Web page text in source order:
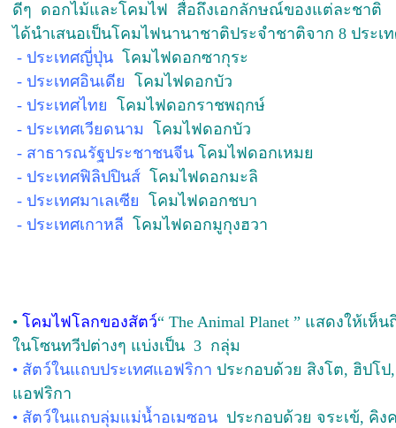
ดีๆ ดอกไม้และโคมไฟ สื่อถึงเอกลักษณ์ของแต่ละชาติ
ได้นำเสนอเป็นโคมไฟนานาชาติประจำชาติจาก 8 ประเ
- ประเทศญี่ปุ่นโคมไฟดอกซากุระ
- ประเทศอินเดีย โคมไฟดอกบัว
- ประเทศไทย โคมไฟดอกราชพฤกษ์
- ประเทศเวียดนาม โคมไฟดอกบัว
- สาธารณรัฐประชาชนจีนโคมไฟดอกเหมย
- ประเทศฟิลิปปินส์โคมไฟดอกมะลิ
- ประเทศมาเลเซีย โคมไฟดอกชบา
- ประเทศเกาหลี โคมไฟดอกมูกุงฮวา
• โคมไฟโลกของสัตว์“ The Animal Planet ” แสดงให้เ
ในโซนทวีปต่างๆ แบ่งเป็น 3 กลุ่ม
• สัตว์ในแถบประเทศแอฟริกา ประกอบด้วย สิงโต, ฮิปโป
แอฟริกา
• สัตว์ในแถบลุ่มแม่น้ำอเมซอนประกอบด้วย จระเข้, คิง